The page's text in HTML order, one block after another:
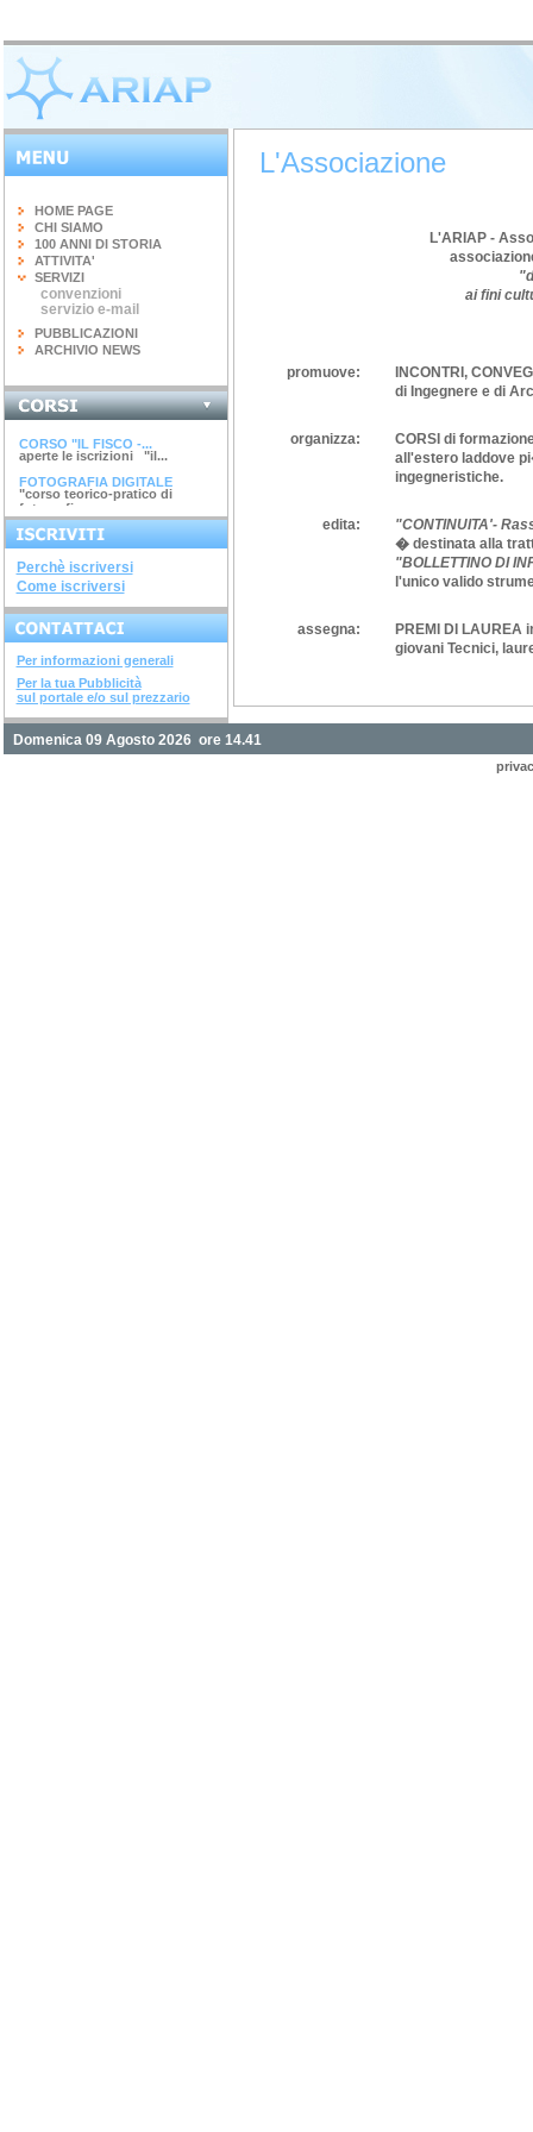
HOME PAGE
CHI SIAMO
100 ANNI DI STORIA
ATTIVITA'
SERVIZI
convenzioni
servizio e-mail
PUBBLICAZIONI
ARCHIVIO NEWS
INGEGNERIA DEL...
terminato il corso di 20 ore...
CORSO "IL FISCO -...
aperte le iscrizioni "il...
FOTOGRAFIA DIGITALE
"corso teorico-pratico di
fotografia...
ARGINI, SPONDE E...
corso di 4 ore argini, spinde
e...
DIAGNOSTICA...
avviato il corso di 28 ore...
SISTEMI COSTRUTTIVI...
terminato il corso di 32 ore...
NUOVI DECRETI SU...
terminato il...
METODOLOGIE...
terminato il corso di 28...
SOVRASTRUTTURE...
terminato il corso di 12 ore...
STRUTTURE IN ACCIAIO
terminato il corso di 28...
Perchè iscriversi
Come iscriversi
Per informazioni generali
Per la tua Pubblicità
sul portale e/o sul prezzario
L'Associazione
L'ARIAP -
ai fini
promuove:
INCONTRI,
di Ingegnere e di
organizza: CORSI di
all'estero laddove
ingegneristiche.
edita:
"CONTINUITA'-
� destinata alla
"BOLLETTINO DI
l'unico valido
assegna: PREMI DI LAUREA
giovani Tecnici,
Domenica 09 Agosto 2026 ore 14.41